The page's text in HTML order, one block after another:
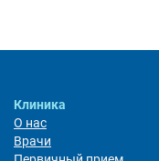
Клиника
О нас
Врачи